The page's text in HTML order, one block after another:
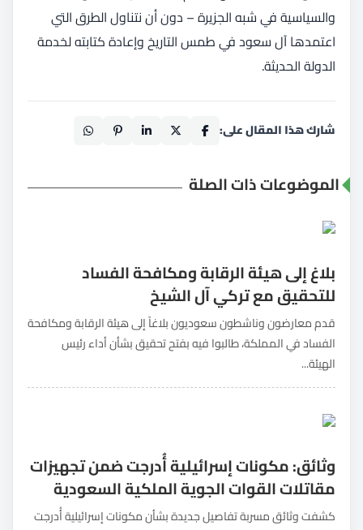
والسياسية في شبه الجزيرة – دون أن نتناول الطرق التي
اعتمدها آل سعود في طمس التاريخ وإعادة كتابته لخدمة
الدولة الحديثة.
شارك هذا المقال على:
الموضوعات ذات الصلة
بلاغ إلى هيئة الرقابة ومكافحة الفساد
للتحقيق مع تركي آل الشيخ
قدم معارضون وناشطون سعوديون بلاغاً إلى هيئة الرقابة ومكافحة
الفساد في المملكة، طالبوا فيه بفتح تحقيق بشأن أداء رئيس
الهيئة...
وثائق: مكونات إسرائيلية أُدرجت ضمن تجهيزات
مقاتلات القوات الجوية الملكية السعودية
كشفت وثائق مسربة تفاصيل جديدة بشأن مكونات إسرائيلية أُدرجت